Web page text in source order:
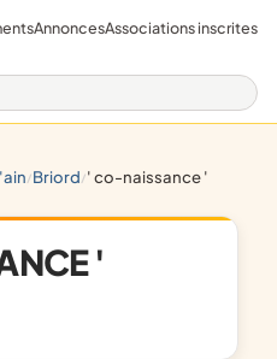
AnnoncesAssociations inscrites
/ briord/' co-naissance '
'